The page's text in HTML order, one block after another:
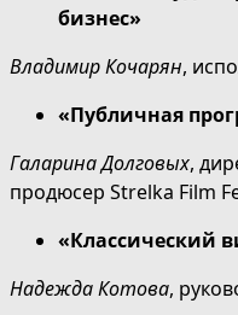
бизнес»
Владимир Кочарян,
«Публичная
Галарина Долговых,
продюсер Strelka Film
«Классический
Надежда Котова,